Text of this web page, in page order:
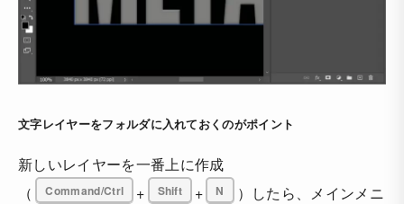
文字レイヤーをフォルダに入れておくのがポイント
新しいレイヤーを一番上に作成
（
Command/Ctrl + Shift + N
）したら、メインメニ